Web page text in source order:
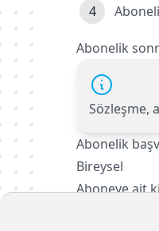
Abonelik
Sözleşme,
Abonelik
Bireysel
Aboneye ait